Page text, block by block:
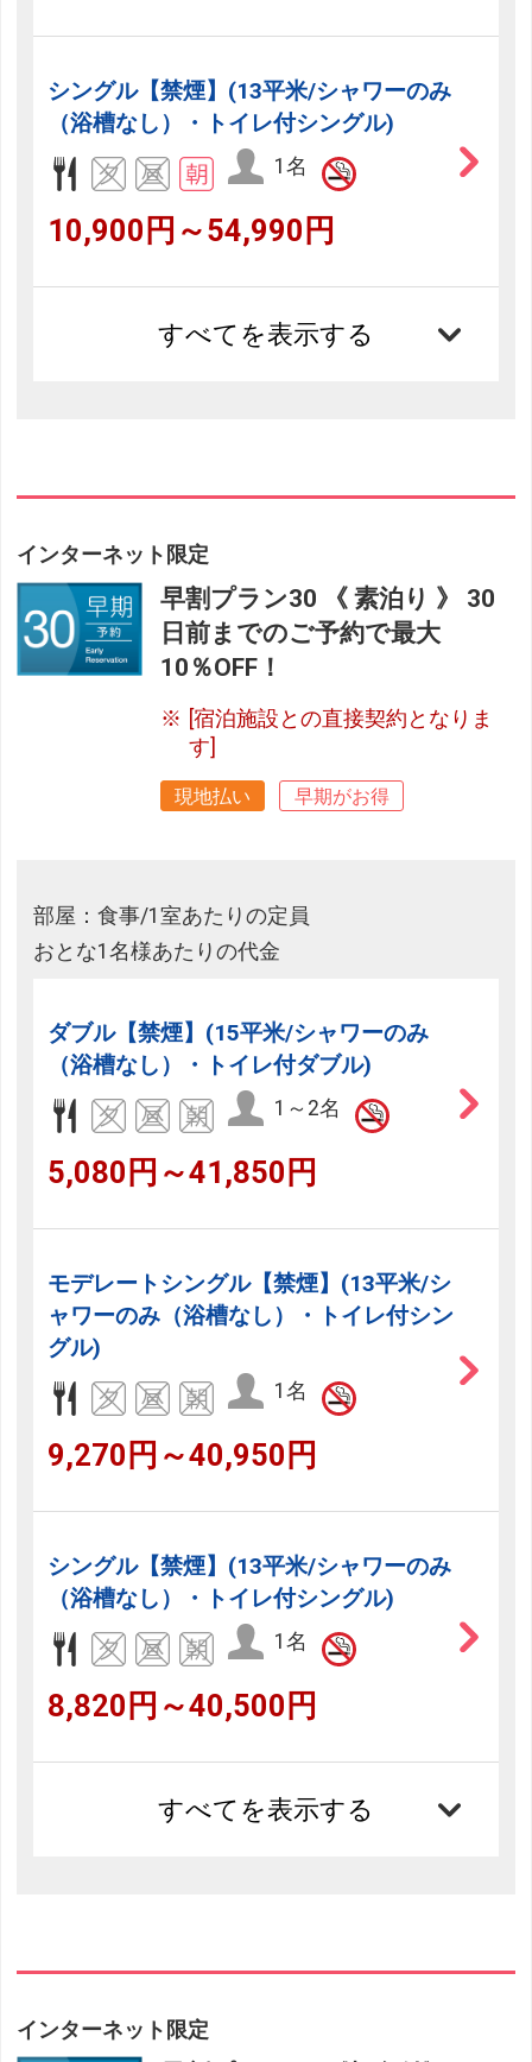
シングル【禁煙】(13平米/シャワーのみ
（浴槽なし）・トイレ付シングル)
1名
10,900円～54,990円
すべてを表示する
インターネット限定
早割プラン30 《 素泊り 》 30
日前までのご予約で最大
10％OFF！
[宿泊施設との直接契約となりま
す]
現地払い 早期がお得
部屋：食事/1室あたりの定員
おとな1名様あたりの代金
ダブル【禁煙】(15平米/シャワーのみ
（浴槽なし）・トイレ付ダブル)
1～2名
5,080円～41,850円
モデレートシングル【禁煙】(13平米/シ
ャワーのみ（浴槽なし）・トイレ付シン
グル)
1名
9,270円～40,950円
シングル【禁煙】(13平米/シャワーのみ
（浴槽なし）・トイレ付シングル)
1名
8,820円～40,500円
すべてを表示する
インターネット限定